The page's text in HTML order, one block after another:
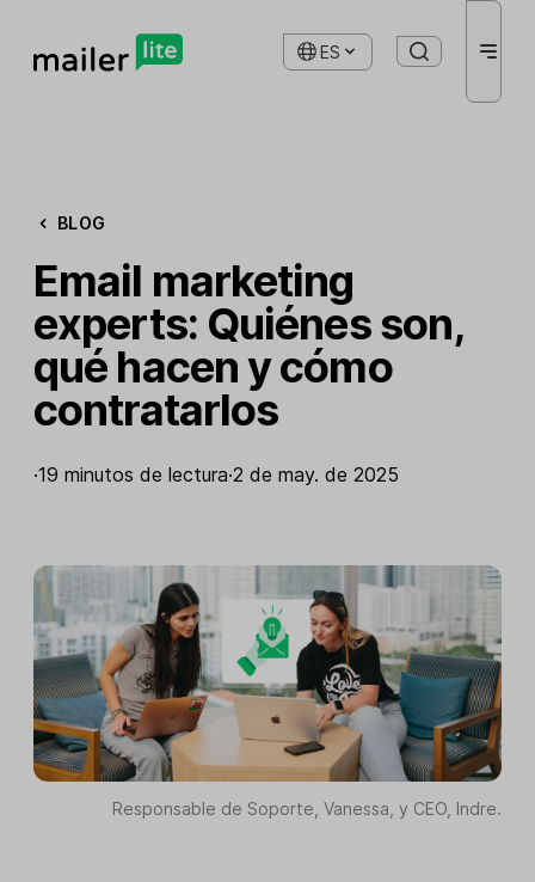
ES
BLOG
Email marketing
experts: Quiénes son,
qué hacen y cómo
contratarlos
·19 minutos de lectura·2 de may. de 2025
Responsable de Soporte, Vanessa, y CEO, Indre.